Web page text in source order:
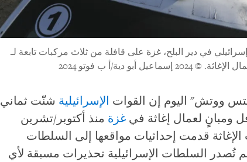
2024، قتل هجوم إسرائيلي في دير البلح، غزة على قافلة من ثلاث مركبات تابعة لـ
الإغاثة. © 2024 إسماعيل أبو دية/أ ب فوتو 2024
ووتش" اليوم إن القوات الإسرائيلية شنّت ثماني
ومبانٍ لعمال إغاثة في غزة منذ أكتوبر/تشرين
الإغاثة قدمت إحداثيات مواقعها إلى السلطات
لم تُصدر السلطات الإسرائيلية تحذيرات مسبقة لأي